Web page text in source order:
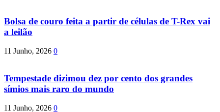
Bolsa de couro feita a partir de células de T-Rex vai
a leilão
11 Junho, 2026 0
Tempestade dizimou dez por cento dos grandes
símios mais raro do mundo
11 Junho, 2026 0